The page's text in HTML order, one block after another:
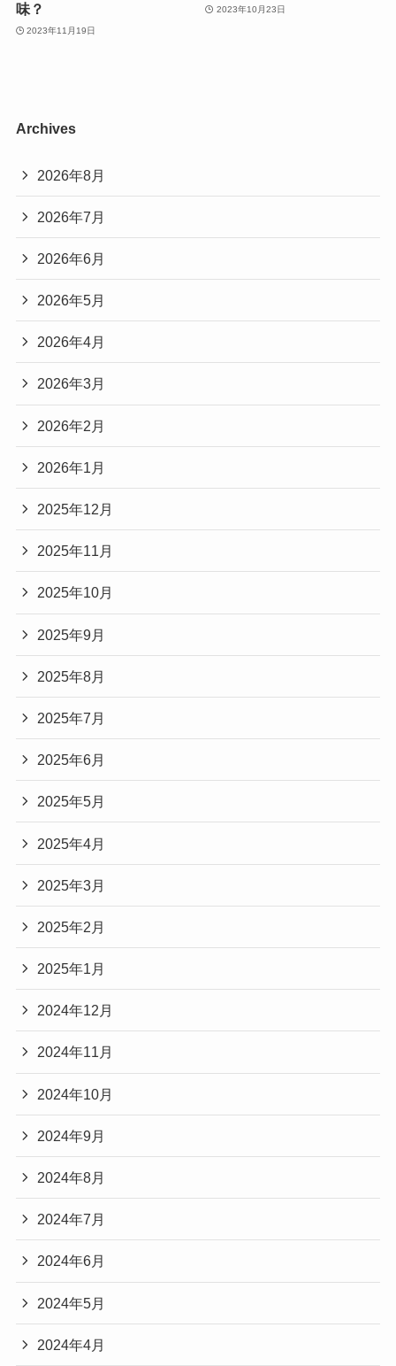
味？
2023年11月19日
2023年10月23日
Archives
2026年8月
2026年7月
2026年6月
2026年5月
2026年4月
2026年3月
2026年2月
2026年1月
2025年12月
2025年11月
2025年10月
2025年9月
2025年8月
2025年7月
2025年6月
2025年5月
2025年4月
2025年3月
2025年2月
2025年1月
2024年12月
2024年11月
2024年10月
2024年9月
2024年8月
2024年7月
2024年6月
2024年5月
2024年4月